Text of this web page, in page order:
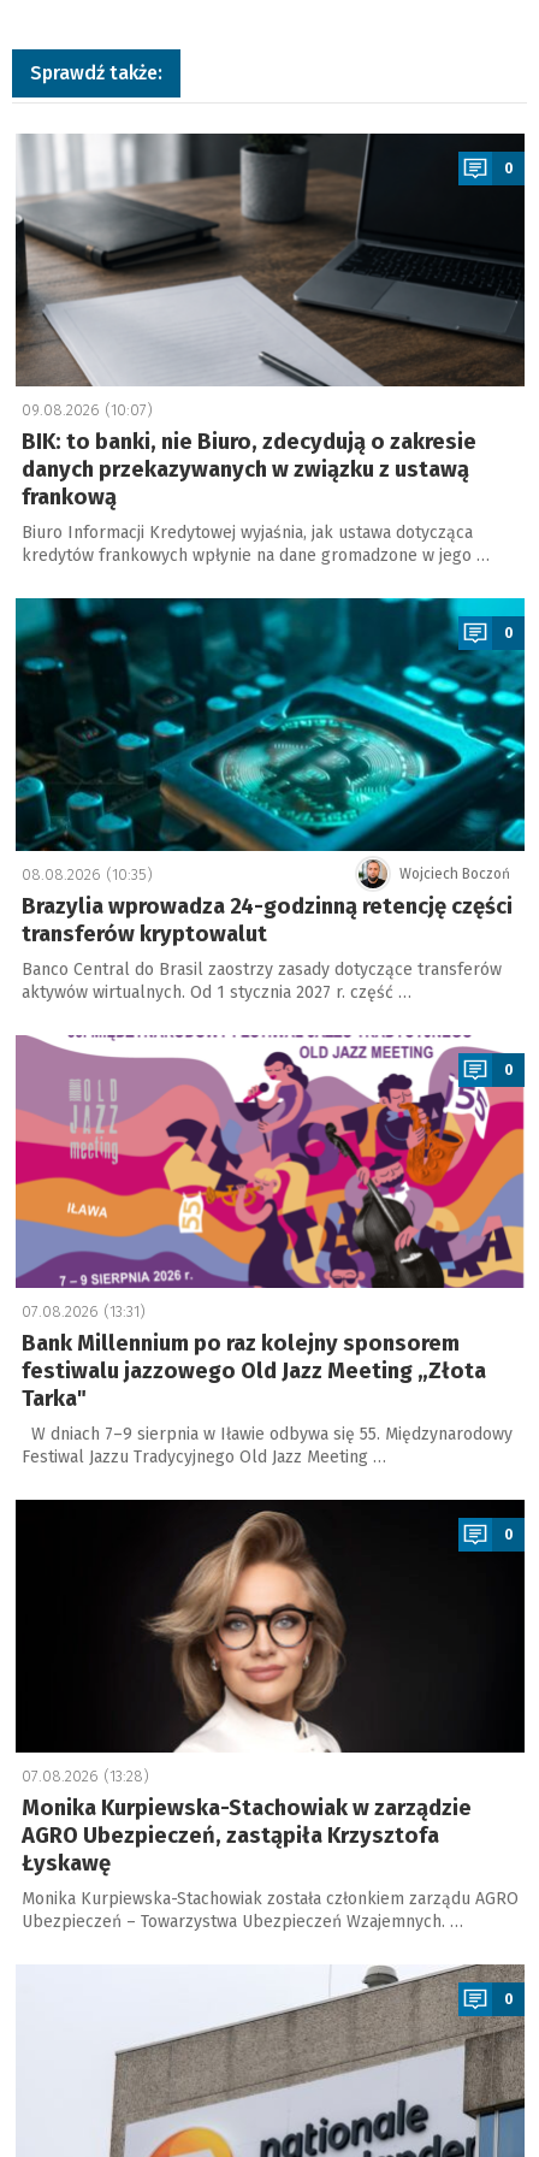
Sprawdź także:
a
0
09.08.2026 (10:07)
BIK: to banki, nie Biuro, zdecydują o zakresie
danych przekazywanych w związku z ustawą
frankową
Biuro Informacji Kredytowej wyjaśnia, jak ustawa dotycząca
kredytów frankowych wpłynie na dane gromadzone w jego …
a
0
Wojciech Boczoń
08.08.2026 (10:35)
Brazylia wprowadza 24-godzinną retencję części
transferów kryptowalut
Banco Central do Brasil zaostrzy zasady dotyczące transferów
aktywów wirtualnych. Od 1 stycznia 2027 r. część …
a
0
07.08.2026 (13:31)
Bank Millennium po raz kolejny sponsorem
festiwalu jazzowego Old Jazz Meeting „Złota
Tarka"
W dniach 7–9 sierpnia w Iławie odbywa się 55. Międzynarodowy
Festiwal Jazzu Tradycyjnego Old Jazz Meeting …
a
0
07.08.2026 (13:28)
Monika Kurpiewska-Stachowiak w zarządzie
AGRO Ubezpieczeń, zastąpiła Krzysztofa
Łyskawę
Monika Kurpiewska-Stachowiak została członkiem zarządu AGRO
Ubezpieczeń – Towarzystwa Ubezpieczeń Wzajemnych. …
0